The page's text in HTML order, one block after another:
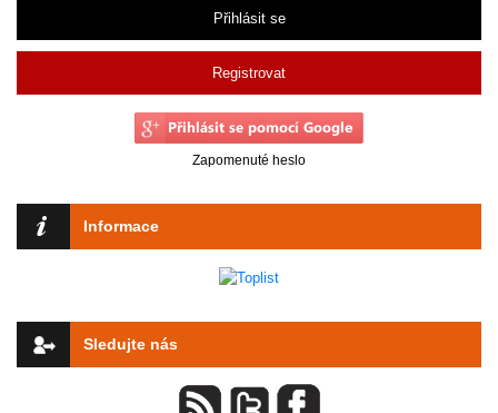
Přihlásit se
Registrovat
Zapomenuté heslo
Informace
Sledujte nás